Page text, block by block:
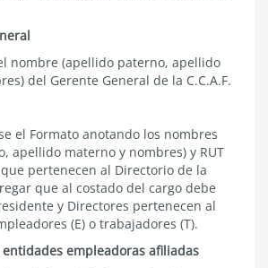
nombre (apellido paterno, apellido
del Gerente General de la C.C.A.F.
el Formato anotando los nombres
apellido materno y nombres) y RUT
pertenecen al Directorio de la
que al costado del cargo debe
y Directores pertenecen al
(E) o trabajadores (T).
empleadoras afiliadas